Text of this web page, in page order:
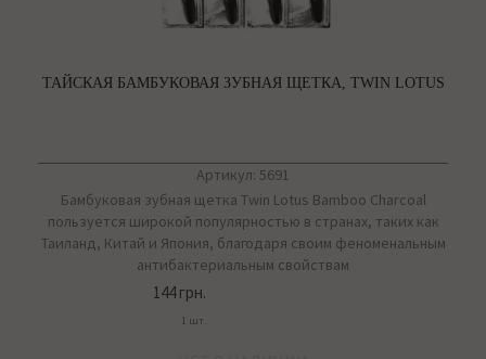
ТАЙСКАЯ БАМБУКОВАЯ ЗУБНАЯ ЩЕТКА, TWIN LOTUS
Артикул: 5691
Бамбуковая зубная щетка Twin Lotus Bamboo Charcoal
пользуется широкой популярностью в странах, таких как
Таиланд, Китай и Япония, благодаря своим феноменальным
антибактериальным свойствам
144 грн.
1 шт.